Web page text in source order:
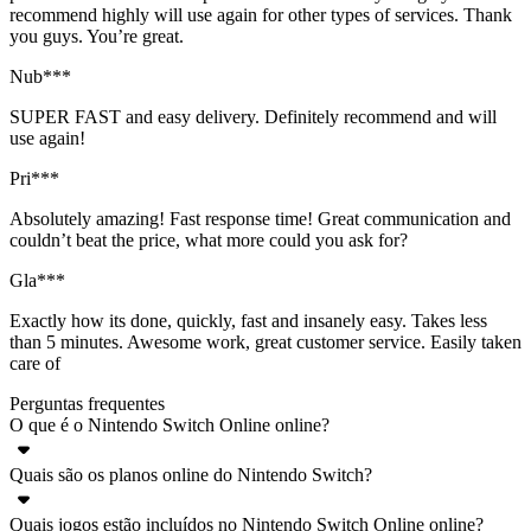
recommend highly will use again for other types of services. Thank
you guys. You’re great.
Nub***
SUPER FAST and easy delivery. Definitely recommend and will
use again!
Pri***
Absolutely amazing! Fast response time! Great communication and
couldn’t beat the price, what more could you ask for?
Gla***
Exactly how its done, quickly, fast and insanely easy. Takes less
than 5 minutes. Awesome work, great customer service. Easily taken
care of
Perguntas frequentes
O que é o Nintendo Switch Online online?
Assim como outros serviços de assinatura de jogos, como o Xbox
Game Pass, o Nintendo Switch Online oferece acesso a uma
Quais são os planos online do Nintendo Switch?
Quais jogos estão incluídos no Nintendo Switch Online online?